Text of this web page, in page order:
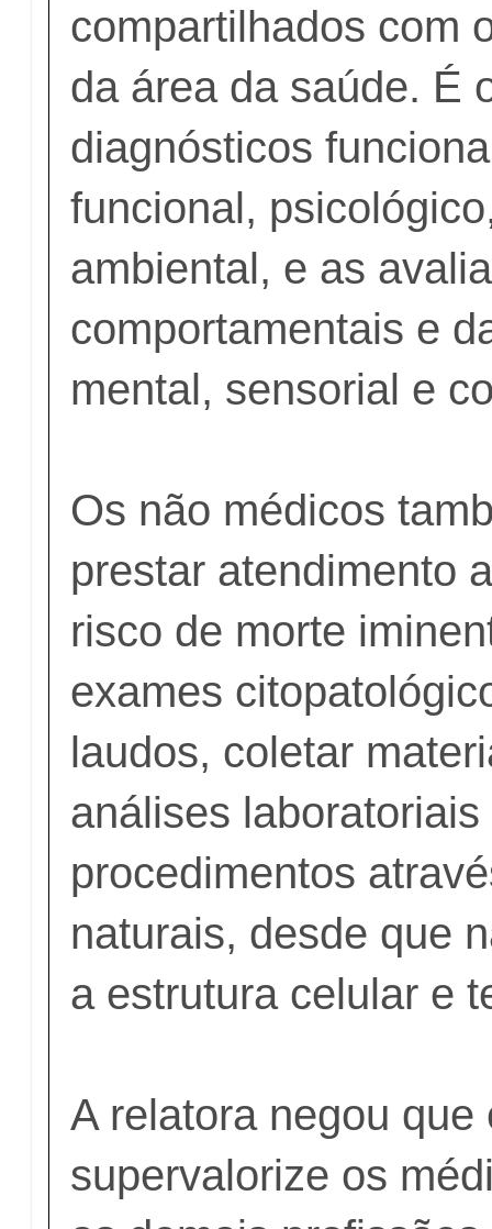
compartilhados com
da área da saúde. É
diagnósticos
funcional,
ambiental, e as
comportamentais e
mental, sensorial e
Os não médicos
prestar atendimento
risco de morte
exames
laudos, coletar
análises
procedimentos
naturais, desde que
a estrutura celular e
A relatora negou que
supervalorize os